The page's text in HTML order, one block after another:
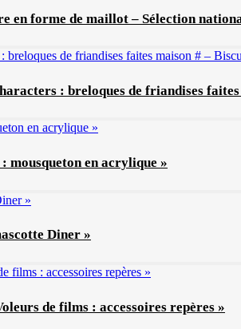
en forme de maillot – Sélection
: breloques de friandises
mousqueton en acrylique »
Diner »
de films : accessoires repères »